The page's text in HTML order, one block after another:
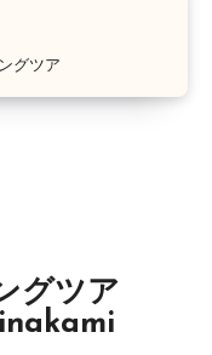
グツア
グツア